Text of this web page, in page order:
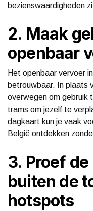
bezienswaardigheden
2. Maak
openbaar
Het openbaar vervoer
betrouwbaar. In plaats
overwegen om gebruik
trams om jezelf te
dagkaart kun je vaak
België ontdekken
3. Proef
buiten de
hotspots